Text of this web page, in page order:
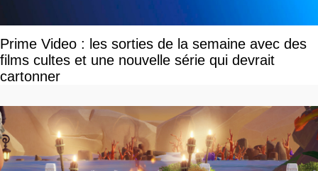
Prime Video : les sorties de la semaine avec des
films cultes et une nouvelle série qui devrait
cartonner